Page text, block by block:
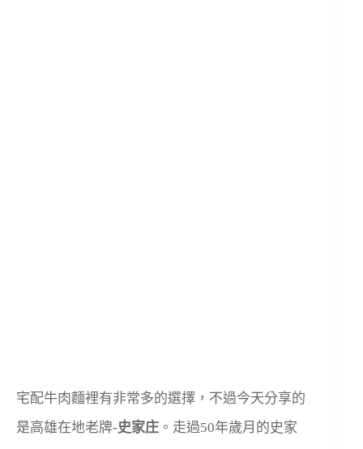
宅配牛肉麵裡有非常多的選擇，不過今天分享的
是高雄在地老牌-史家庄 。走過50年歲月的史家